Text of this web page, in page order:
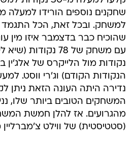
למשחק. ובכל זאת, הכל התגמד
שהוכיח כבר בדצמבר איזו מין
נקודות מול הלייקרס של אלג'ין
הנקודות הקודם) וג'רי ווסט.
נדירה היתה העונה הזאת ניתן
המשחקים הטובים ביותר שלו,
מהגרועים. אז להלן חמשת
(סטטיסטית) של ווילט צ'מברליין מ-